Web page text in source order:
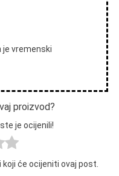
je vremenski
proizvod?
je ocijenili!
će ocijeniti ovaj post.